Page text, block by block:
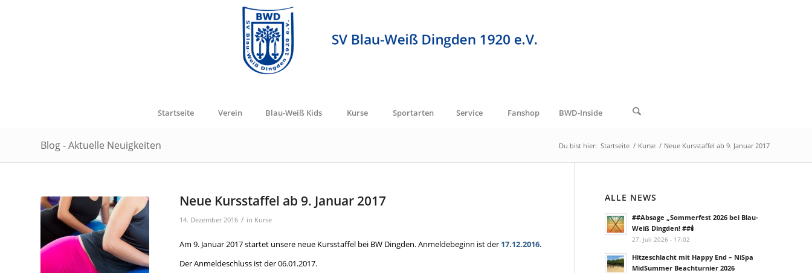
Startseite Verein Blau-Weiß Kids Kurse Sportarten Service Fanshop BWD-Inside
Blog - Aktuelle Neuigkeiten Du bist hier: Startseite / Kurse / Neue Kursstaffel ab 9. Januar 2017
Neue Kursstaffel ab 9. Januar 2017
14. Dezember 2016 / in Kurse
Am 9. Januar 2017 startet unsere neue Kursstaffel bei BW Dingden. Anmeldebeginn ist der 17.12.2016.
Der Anmeldeschluss ist der 06.01.2017.
ALLE NEWS
##Absage „Sommerfest 2026 bei Blau-
Weiß Dingden! ##🕯️
27. Juli 2026 - 17:02
Hitzeschlacht mit Happy End – NiSpa
MidSummer Beachturnier 2026